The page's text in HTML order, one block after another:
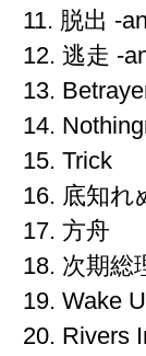
11. 脱出 -
12. 逃走 -
13.
14.
15. Trick
16. 底知れ
17. 方舟
18. 次期総
19. Wake
20. Rivers